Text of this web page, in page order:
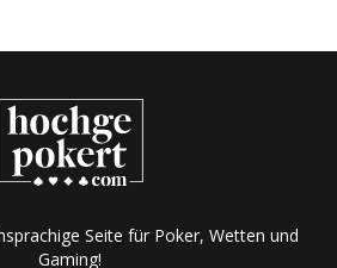
Seite für Poker, Wetten und
Gaming!